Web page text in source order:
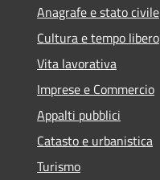
Anagrafe e stato civile
Cultura e tempo libero
Vita lavorativa
Imprese e Commercio
Appalti pubblici
Catasto e urbanistica
Turismo